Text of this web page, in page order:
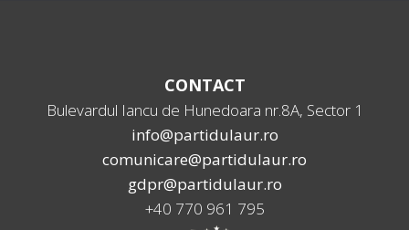
CONTACT
Bulevardul Iancu de Hunedoara nr.8A, Sector 1
info@partidulaur.ro
comunicare@partidulaur.ro
gdpr@partidulaur.ro
+40 770 961 795